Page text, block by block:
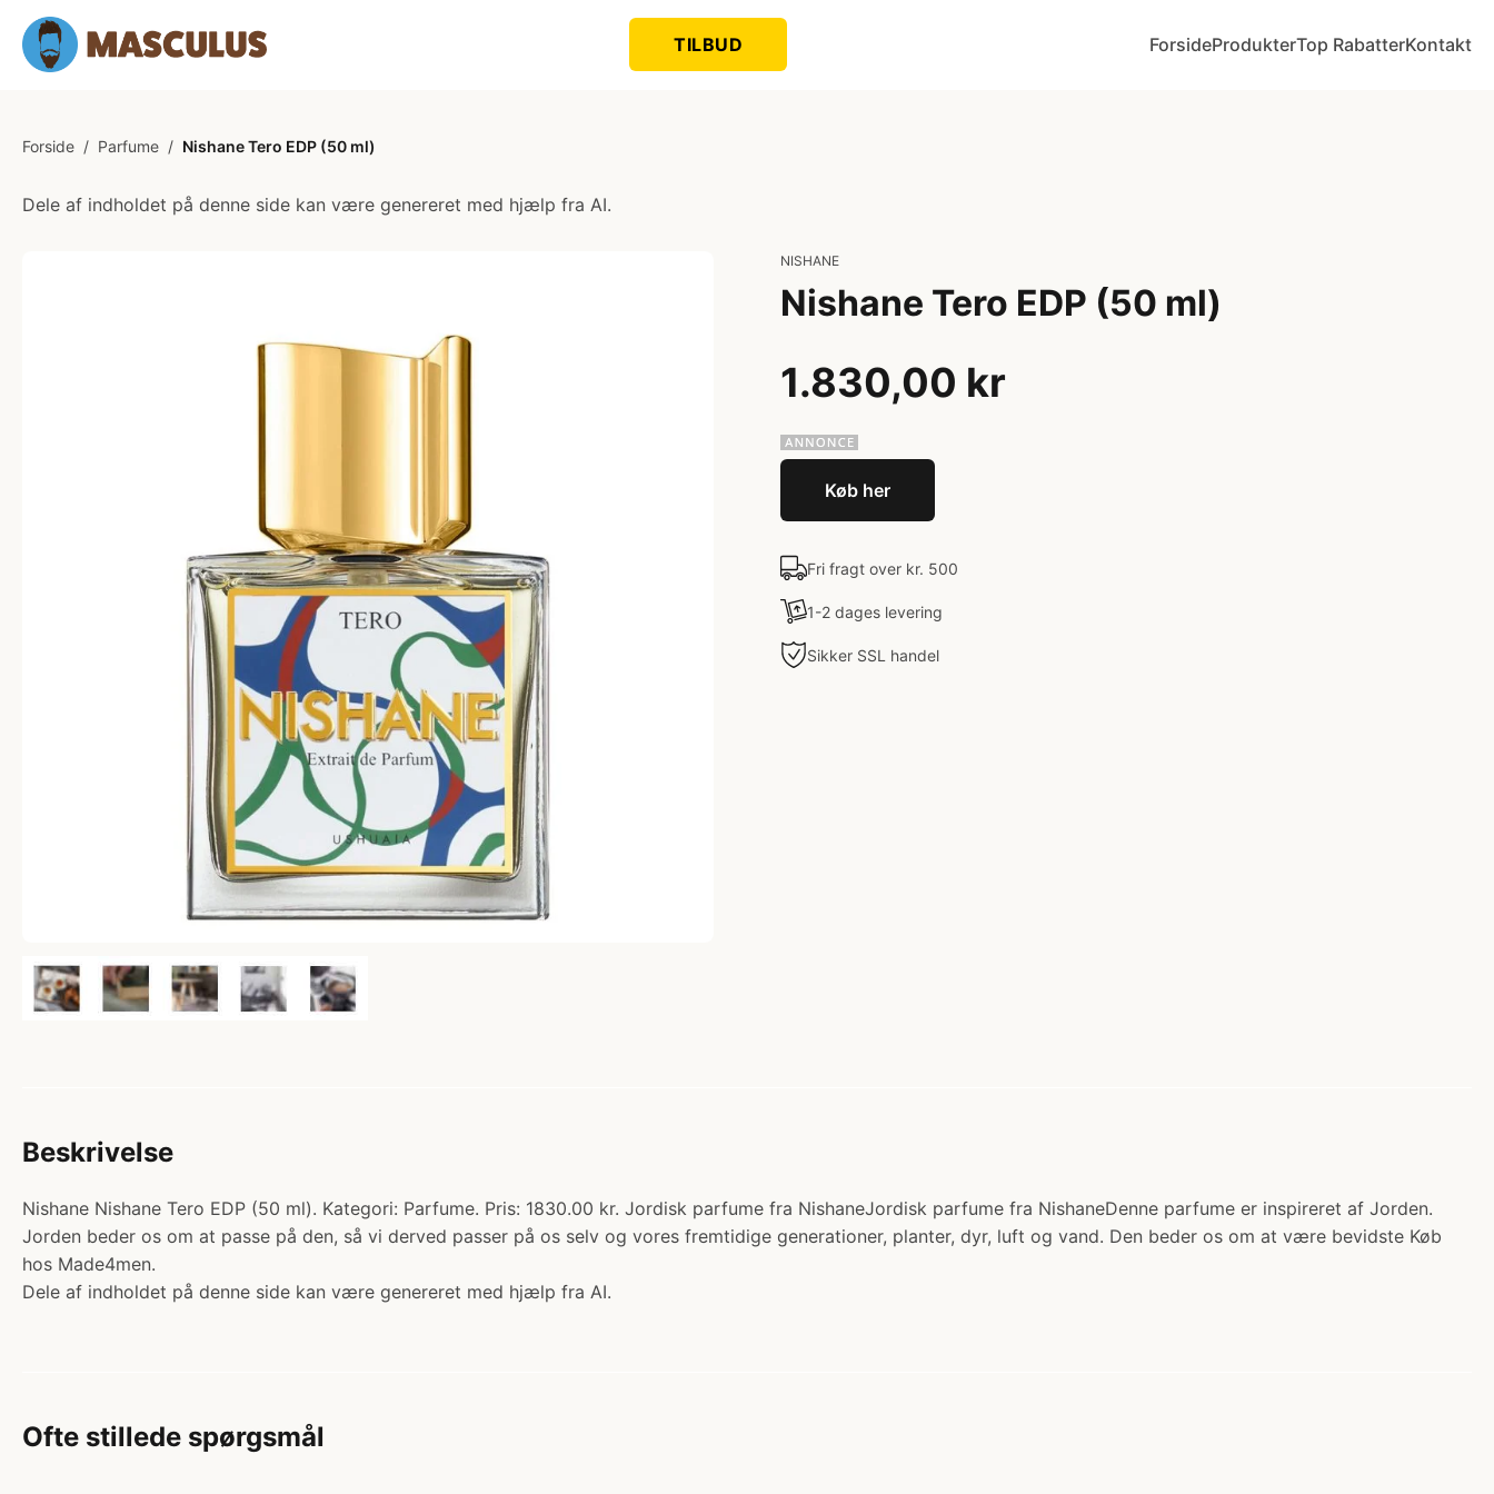
TILBUD ForsideProdukterTop RabatterKontakt
Forside / Parfume / Nishane Tero EDP (50 ml)
Dele af indholdet på denne side kan være genereret med hjælp fra AI.
NISHANE
Nishane Tero EDP (50 ml)
1.830,00 kr
Køb her
Fri fragt over kr. 500
1-2 dages levering
Sikker SSL handel
Beskrivelse
Nishane Nishane Tero EDP (50 ml). Kategori: Parfume. Pris: 1830.00 kr. Jordisk parfume fra NishaneJordisk parfume fra NishaneDenne parfume er inspireret af Jorden.
Jorden beder os om at passe på den, så vi derved passer på os selv og vores fremtidige generationer, planter, dyr, luft og vand. Den beder os om at være bevidste Køb
hos Made4men.
Dele af indholdet på denne side kan være genereret med hjælp fra AI.
Ofte stillede spørgsmål